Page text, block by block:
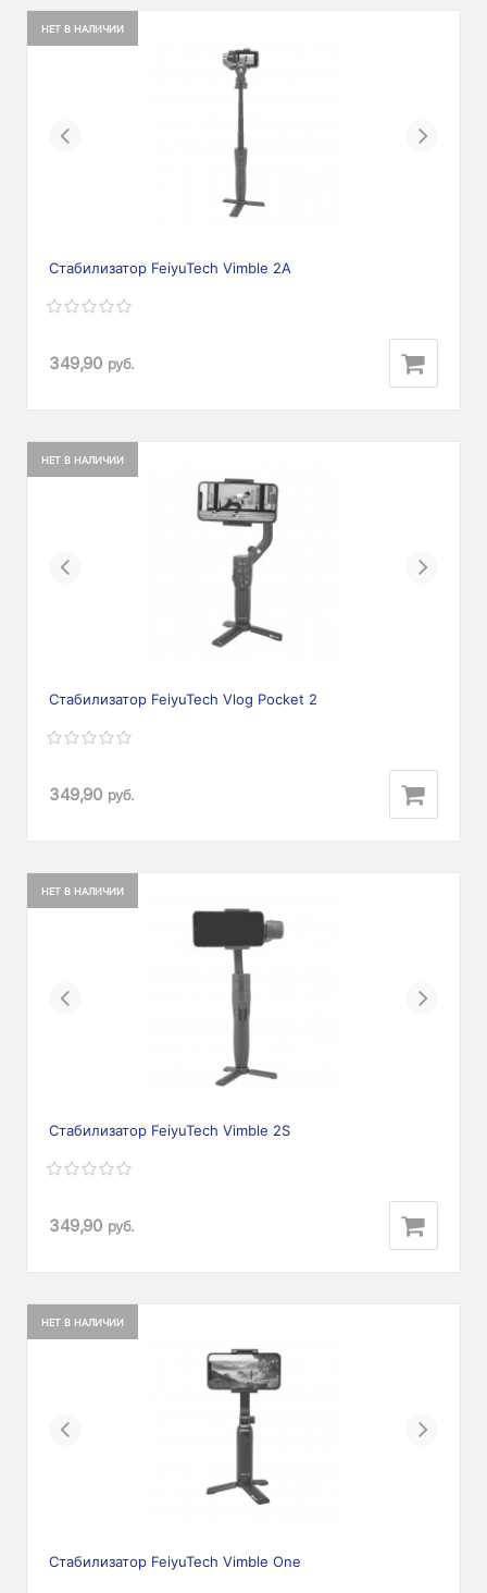
НЕТ В НАЛИЧИИ
Previous Next
Стабилизатор FeiyuTech Vimble 2A
349,90 руб.
НЕТ В НАЛИЧИИ
Previous Next
Стабилизатор FeiyuTech Vlog Pocket 2
349,90 руб.
НЕТ В НАЛИЧИИ
Previous Next
Стабилизатор FeiyuTech Vimble 2S
349,90 руб.
НЕТ В НАЛИЧИИ
Previous Next
Стабилизатор FeiyuTech Vimble One